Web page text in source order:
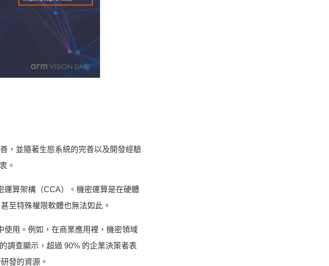
，並隨著生態系統的完善以及開發經驗
。
運算架構（CCA）。機密運算是在硬體
至特殊權限軟體也無法如此。
使用。例如，在商業應用裡，機密領域
調查顯示，超過 90% 的企業決策者表
發的資源。